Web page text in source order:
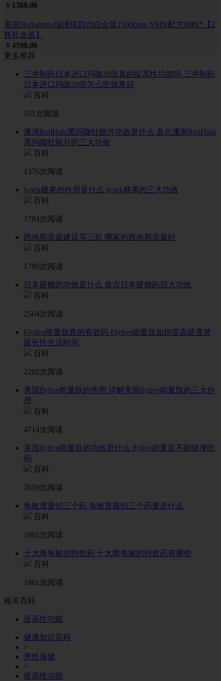
￥ 1388.00
美国Herbalmax瑞维拓四代白金版15000mg NMN配方60粒*【2
瓶礼盒装】
￥ 4598.00
更多推荐
三井制药日本进口玛咖20倍真的提高性功能吗 三井制药
日本进口玛咖20倍怎么吃效果好
百科
551次阅读
澳洲RedHalo黑玛咖牡蛎片功效是什么 盘点澳洲RedHalo
黑玛咖牡蛎片的三大功效
百科
1376次阅读
lyoek糖果的作用是什么 lyoek糖果的三大功效
百科
1784次阅读
西地那非最建议买三款 哪家的西地那非最好
百科
1780次阅读
日本硬糖的功效是什么 盘点日本硬糖的四大功效
百科
2564次阅读
Flylive能量肽真的有效吗 Flylive能量肽如何提高硬度并
延长性生活时间
百科
2202次阅读
美国flylive能量肽的作用 详解美国flylive能量肽的三大作
用
百科
4714次阅读
美国flylive能量肽的功效是什么 flylive能量肽不能随便吃
吗
百科
2059次阅读
龟敏度最怕三个药 龟敏度最怕三个药膏是什么
百科
1965次阅读
十大降龟敏的特效药 十大降龟敏的特效药有哪些
百科
1861次阅读
相关百科
提高性功能
健康知识百科
>
男性保健
>
提高性功能